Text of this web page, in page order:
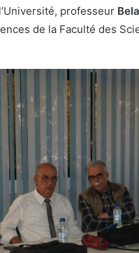
professeur
de la Faculté des